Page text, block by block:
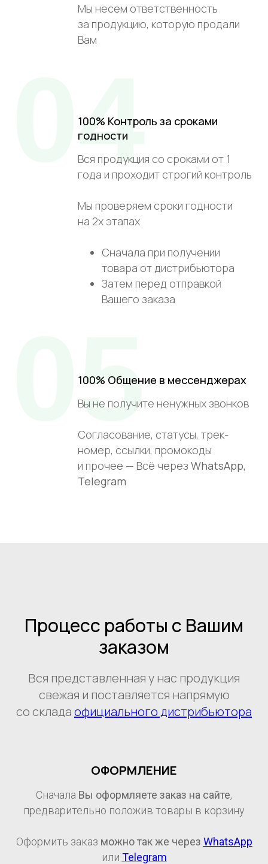
Мы несем ответственность
за продукцию, которую продали
Вам
100% Контроль за сроками
годности
Вся продукция со сроками от 1
года и проходит строгий контроль
Мы проверяем сроки годности
на 2х этапах
Сначала при получении
товара от дистрибьютора
Затем перед отправкой
Вашего заказа
04
100% Общение в мессенджерах
Вы не получите ненужных звонков
Согласование, статусы, трек-
номер, ссылки, промокоды
и прочее — Всё через WhatsApp,
Telegram
05
Процесс работы с Вашим
заказом
Вся представленная у нас продукция
свежая и поставляется напрямую
со складаофициального дистрибьютора
ОФОРМЛЕНИЕ
Сначала Вы оформляете заказ на сайте,
предварительно положив товары в корзину
Оформить заказ можно так же через WhatsApp
или Telegram